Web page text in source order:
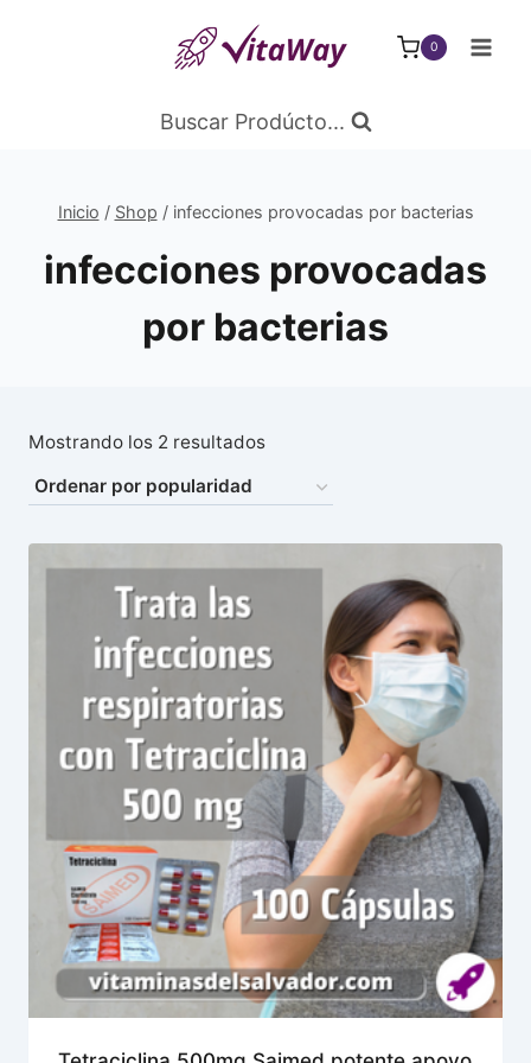
0
Buscar Prodúcto...
Inicio / Shop / infecciones provocadas por bacterias
infecciones provocadas
por bacterias
Mostrando los 2 resultadosOrdenado
popularidad